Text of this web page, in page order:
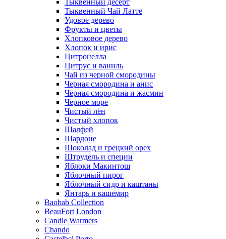
Тыквенный десерт
Тыквенный Чай Латте
Удовое дерево
Фрукты и цветы
Хлопковое дерево
Хлопок и ирис
Цитронелла
Цитрус и ваниль
Чай из черной смородины
Черная смородина и анис
Черная смородина и жасмин
Черное море
Чистый лён
Чистый хлопок
Шалфей
Шардоне
Шоколад и грецкий орех
Штрудель и специи
Яблоки Макинтош
Яблочный пирог
Яблочный сидр и каштаны
Янтарь и кашемир
Baobab Collection
BeauFort London
Candle Warmers
Chando